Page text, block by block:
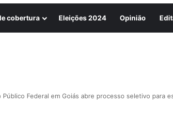
cobertura Eleições 2024 Opinião
Público Federal em Goiás abre processo seletivo para